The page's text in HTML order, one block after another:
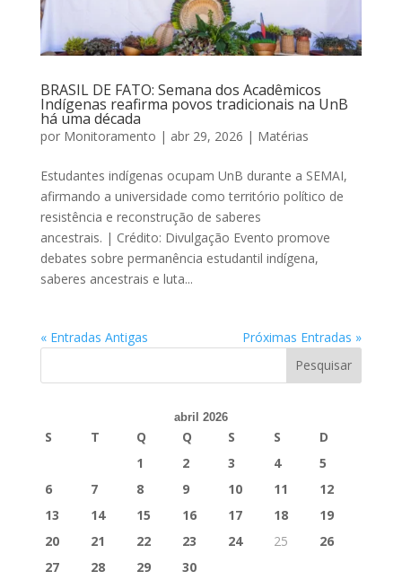
BRASIL DE FATO: Semana dos Acadêmicos
Indígenas reafirma povos tradicionais na UnB
há uma década
por Monitoramento | abr 29, 2026 | Matérias
Estudantes indígenas ocupam UnB durante a SEMAI,
afirmando a universidade como território político de
resistência e reconstrução de saberes
ancestrais. | Crédito: Divulgação Evento promove
debates sobre permanência estudantil indígena,
saberes ancestrais e luta...
« Entradas Antigas Próximas Entradas »
abril 2026
S T Q Q S S
D
1
2 3 4
5
6
7 8 9 10 11
12
13
14 15 16 17 18
19
20
21 22 23 24 25
26
27
28 29
30